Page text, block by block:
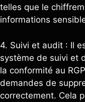
telles que le
informations
4. Suivi et audit : Il
système de suivi et
la conformité au
demandes de
correctement. Cela